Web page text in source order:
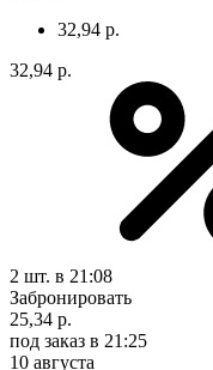
32,94 р.
32,94 р.
2 шт. в 21:08
Забронировать
25,34 р.
под заказ в 21:25
10 августа